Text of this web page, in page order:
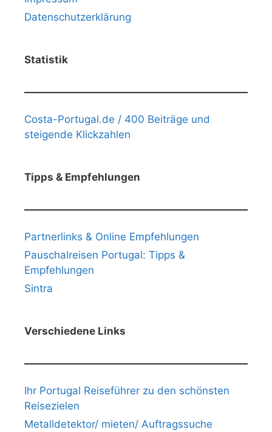
Datenschutzerklärung
Statistik
Costa-Portugal.de / 400 Beiträge und
steigende Klickzahlen
Tipps & Empfehlungen
Partnerlinks & Online Empfehlungen
Pauschalreisen Portugal: Tipps &
Empfehlungen
Sintra
Verschiedene Links
Ihr Portugal Reiseführer zu den schönsten
Reisezielen
Metalldetektor/ mieten/ Auftragssuche